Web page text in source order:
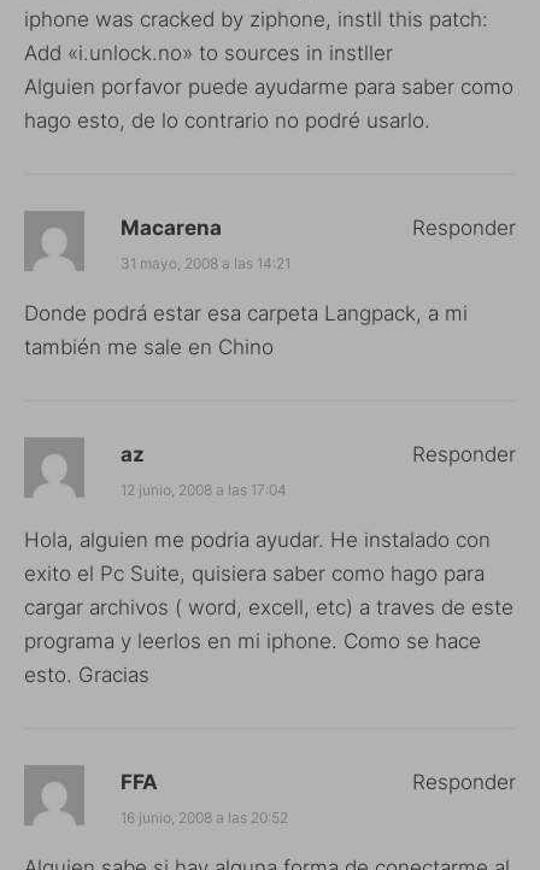
iphone was cracked by ziphone, instll this patch:
Add «i.unlock.no» to sources in instller
Alguien porfavor puede ayudarme para saber como
hago esto, de lo contrario no podré usarlo.
Macarena
31 mayo, 2008 a las 14:21
Donde podrá estar esa carpeta Langpack, a mi
también me sale en Chino
Responder
az
12 junio, 2008 a las 17:04
Hola, alguien me podria ayudar. He instalado con
exito el Pc Suite, quisiera saber como hago para
cargar archivos ( word, excell, etc) a traves de este
programa y leerlos en mi iphone. Como se hace
esto. Gracias
Responder
FFA
16 junio, 2008 a las 20:52
Responder